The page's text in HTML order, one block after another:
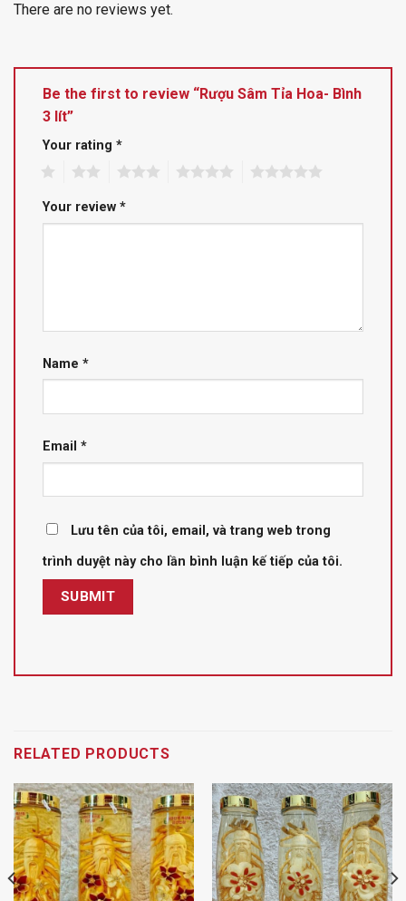
There are no reviews yet.
Be the first to review “Rượu Sâm Tỉa Hoa- Bình
3 lít”
Your rating *
Your review *
Name *
Email *
Lưu tên của tôi, email, và trang web trong
trình duyệt này cho lần bình luận kế tiếp của tôi.
RELATED PRODUCTS